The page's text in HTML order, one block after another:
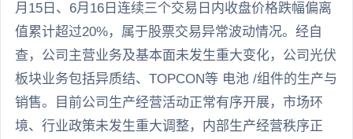
月15日、6月16日连续三个交易日内收盘价格跌幅偏离
值累计超过20%，属于股票交易异常波动情况。经自
查，公司主营业务及基本面未发生重大变化，公司光伏
板块业务包括异质结、TOPCON等 电池 /组件的生产与
销售。目前公司生产经营活动正常有序开展，市场环
境、行业政策未发生重大调整，内部生产经营秩序正